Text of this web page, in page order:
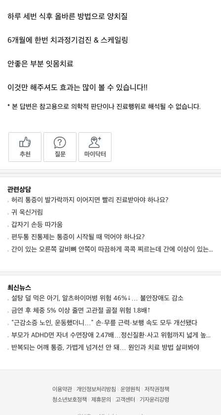
하루 세번 식후 올바른 방법으로 양치질
6개월에 한번 치과정기검진 & 스케일링
안좋은 부분 잇몸치료
이것만 해주셔도 효과는 많이 볼 수 있습니다!!
* 본 답변은 참고용으로 의학적 판단이나 진료행위로 해석될 수 없습니다.
추천 질문 마이닥터
관련상담
허리 통증이 발가락까지 이어지면 빨리 진료받아야 하나요?
귀 욱신거림
갑자기 손등 따가움
편두통 진통제는 통증이 시작될 때 먹어야 하나요?
간이 있는 오른쪽 갈비뼈 안쪽이 따끔하게 콕콕 찌르는데 간에 이상이 있는 건가요? 혹시 간
최신뉴스
설탕 덜 먹은 아기, 알츠하이머병 위험 46%↓… 불안장애도 감소
금연 후 체중 5% 이상 줄면 고관절 골절 위험 1.8배↑
“근감소증 노인, 운동했더니…” 손·무릎 근력·보행 속도 모두 개선됐다
부모가 ADHD면 자녀 수면장애 2.47배…정신질환·사고 위험까지 넓게 높였다
반복되는 어깨 통증, 가볍게 넘겨선 안 돼… 원인과 치료 방법 살펴봐야
이용약관 개인정보처리방침 운영원칙
저작권정책
청소년보호정책
제휴문의 고객센터 기자윤리강령